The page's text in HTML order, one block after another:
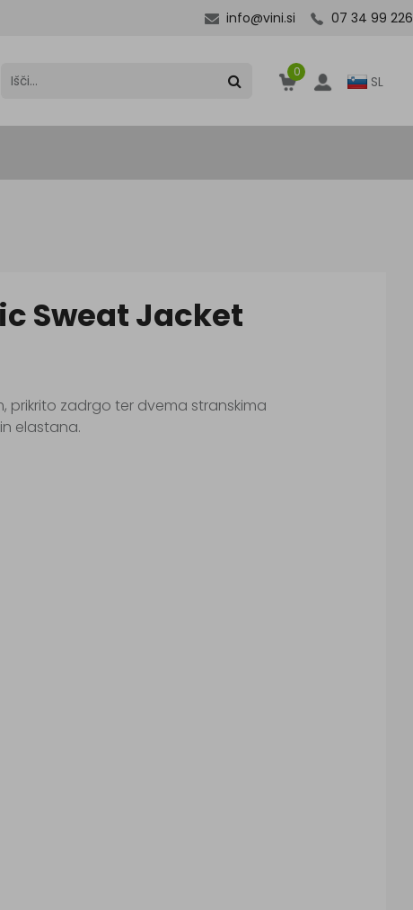
info@vini.si 07 34 99 226
0
SL
Sweat Jacket
prikrito zadrgo ter dvema stranskima
elastana.